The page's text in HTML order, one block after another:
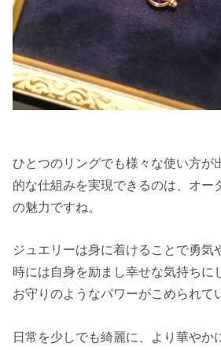
ひとつのリングでも様々な使い方
的な仕組みを実現できるのは、オー
の魅力ですね。
ジュエリーは身に着けることで勇気
時には自身を励まし幸せな気持ちに
お守りのようなパワーがこめられて
日常を少しでも綺麗に、より華やか